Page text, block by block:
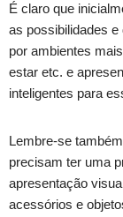
É claro que
as possibilidades
por ambientes
estar etc. e
inteligentes para
Lembre-se
precisam ter uma
apresentação
acessórios e